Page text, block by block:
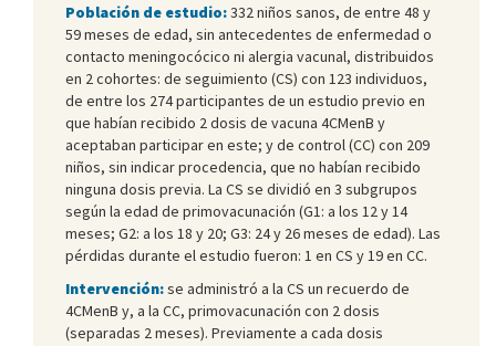
Población de estudio:332 niños sanos, de entre 48 y
59 meses de edad, sin antecedentes de enfermedad o
contacto meningocócico ni alergia vacunal, distribuidos
en 2 cohortes: de seguimiento (CS) con 123 individuos,
de entre los 274 participantes de un estudio previo en
que habían recibido 2 dosis de vacuna 4CMenB y
aceptaban participar en este; y de control (CC) con 209
niños, sin indicar procedencia, que no habían recibido
ninguna dosis previa. La CS se dividió en 3 subgrupos
según la edad de primovacunación (G1: a los 12 y 14
meses; G2: a los 18 y 20; G3: 24 y 26 meses de edad). Las
pérdidas durante el estudio fueron: 1 en CS y 19 en CC.
Intervención:se administró a la CS un recuerdo de
4CMenB y, a la CC, primovacunación con 2 dosis
(separadas 2 meses). Previamente a cada dosis